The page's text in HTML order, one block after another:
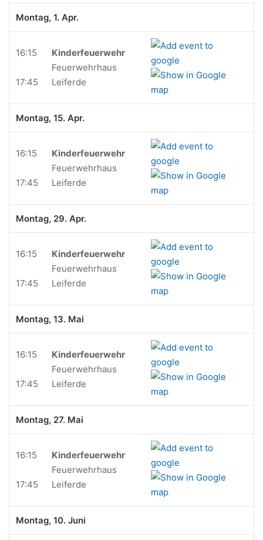
Montag, 1. Apr.
16:15
17:45
Kinderfeuerwehr
Feuerwehrhaus
Leiferde
Montag, 15. Apr.
16:15
17:45
Kinderfeuerwehr
Feuerwehrhaus
Leiferde
Montag, 29. Apr.
16:15
17:45
Kinderfeuerwehr
Feuerwehrhaus
Leiferde
Montag, 13. Mai
16:15
17:45
Kinderfeuerwehr
Feuerwehrhaus
Leiferde
Montag, 27. Mai
16:15
17:45
Kinderfeuerwehr
Feuerwehrhaus
Leiferde
Montag, 10. Juni